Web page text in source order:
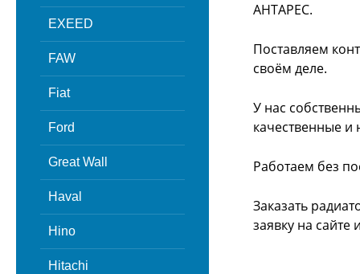
EXEED
FAW
Fiat
Ford
Great Wall
Haval
Hino
Hitachi
АНТАРЕС.
Поставляем
своём деле.
У нас
качественные и
Работаем без
Заказать
заявку на сайте